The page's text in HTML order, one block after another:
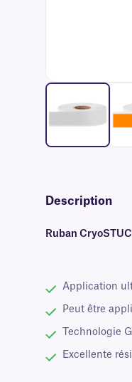
Description
Ruban
Application
Peut être
Technologie
Excellente